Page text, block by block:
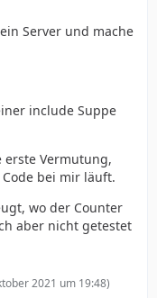
Server und mache
include Suppe
erste Vermutung,
bei mir läuft.
wo der Counter
aber nicht getestet
2021 um 19:48)